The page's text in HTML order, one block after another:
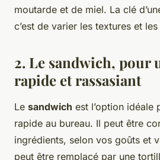
moutarde et de miel. La clé
c’est de varier les textures et
2. Le sandwich, pour
rapide et rassasiant
Le sandwich est l’option idéale
rapide au bureau. Il peut être
ingrédients, selon vos goûts et
peut être remplacé par une